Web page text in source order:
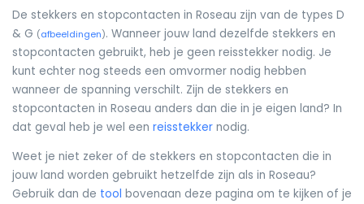
De stekkers en stopcontacten in Roseau zijn van de types D
& G (afbeeldingen). Wanneer jouw land dezelfde stekkers en
stopcontacten gebruikt, heb je geen reisstekker nodig. Je
kunt echter nog steeds een omvormer nodig hebben
wanneer de spanning verschilt. Zijn de stekkers en
stopcontacten in Roseau anders dan die in je eigen land? In
dat geval heb je wel een reisstekker nodig.
Weet je niet zeker of de stekkers en stopcontacten die in
jouw land worden gebruikt hetzelfde zijn als in Roseau?
Gebruik dan de tool bovenaan deze pagina om te kijken of je